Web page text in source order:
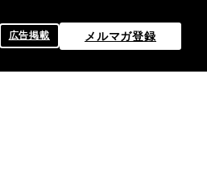
広告掲載 メルマガ登録